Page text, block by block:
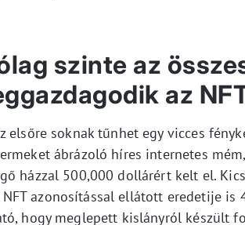
szinte az
az
elsőre soknak tűnhet egy vicces
ábrázoló híres internetes
házzal 500,000 dollárért kelt el.
NFT azonosítással ellátott eredetije
hogy meglepett kislányról készült